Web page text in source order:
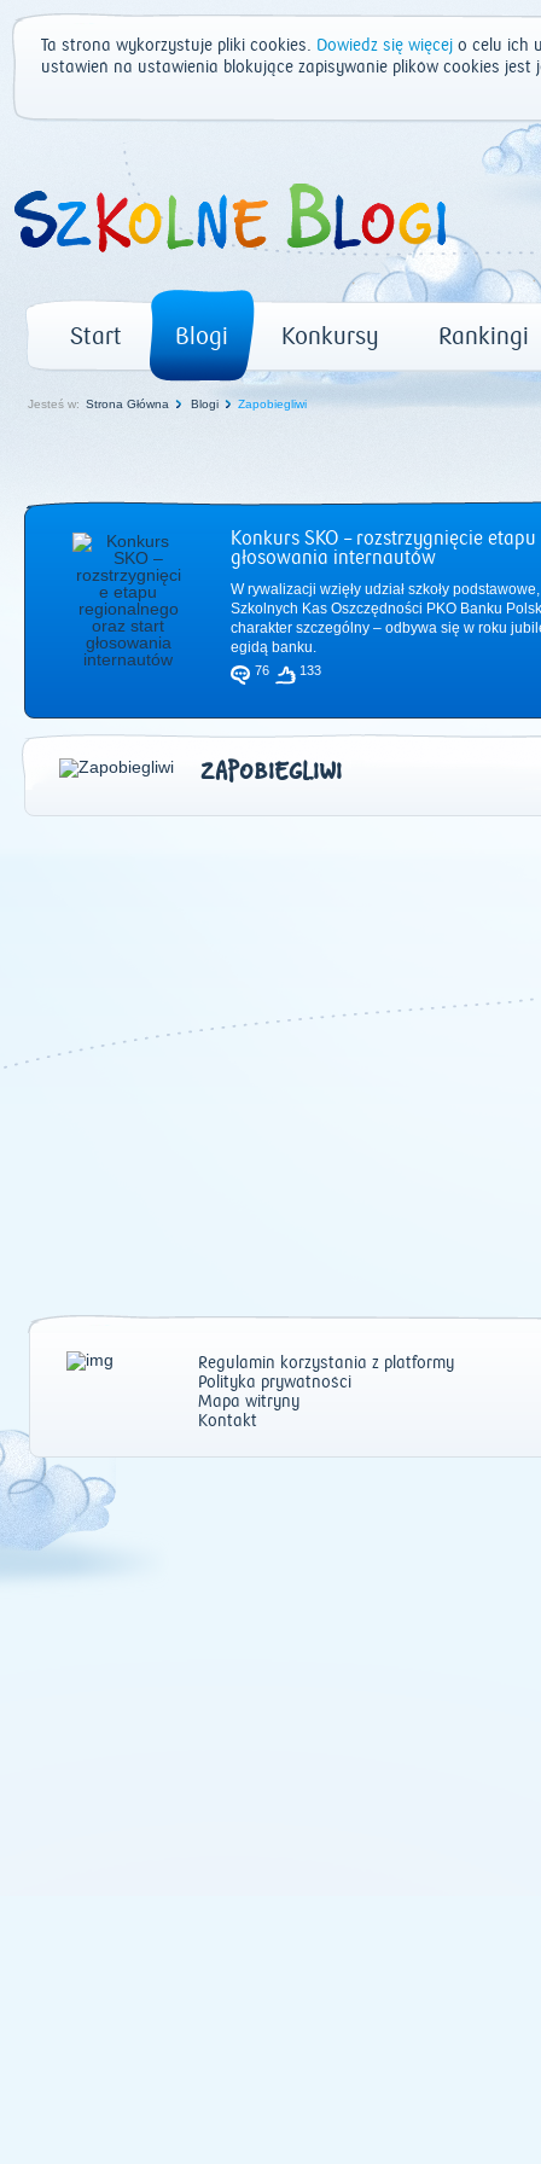
Ta strona wykorzystuje pliki cookies. Dowiedz się więcej o celu ich
ustawień na ustawienia blokujące zapisywanie plików cookies
Start Blogi Konkursy Rankingi
Jesteś w: Strona Główna Blogi Zapobiegliwi
Konkurs SKO – rozstrzygnięcie
głosowania internautów
W rywalizacji wzięły udział szkoły
Szkolnych Kas Oszczędności PKO Banku
charakter szczególny – odbywa się w roku
egidą banku.
76 133
ZAPOBIEGLIWI
Regulamin korzystania z platformy
Polityka prywatności
Mapa witryny
Kontakt